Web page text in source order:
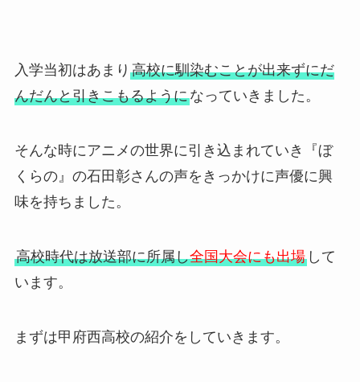
入学当初はあまり 高校に馴染むことが出来ずにだ
んだんと引きこもるようになっていきました。
そんな時にアニメの世界に引き込まれていき『ぼ
くらの』の石田彰さんの声をきっかけに声優に興
味を持ちました。
高校時代は放送部に所属し全国大会にも出場して
います。
まずは甲府西高校の紹介をしていきます。